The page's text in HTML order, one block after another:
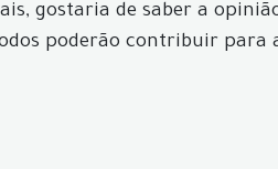
gostaria de saber a
poderão contribuir para